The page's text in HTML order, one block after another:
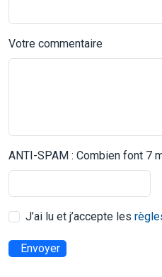
Votre commentaire
ANTI-SPAM : Combien font 7
J’ai lu et j’accepte les
Envoyer